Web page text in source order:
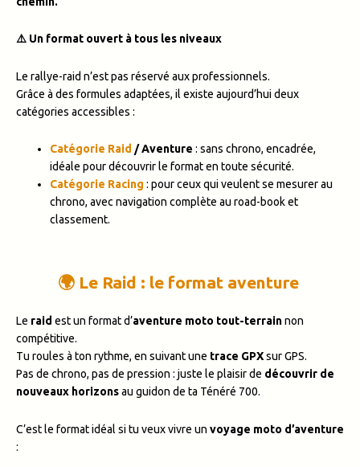
⚠️ Un format ouvert à tous les niveaux
Le rallye-raid n’est pas réservé aux professionnels.
Grâce à des formules adaptées, il existe aujourd’hui deux
catégories accessibles :
Catégorie Raid / Aventure : sans chrono, encadrée,
idéale pour découvrir le format en toute sécurité.
Catégorie Racing : pour ceux qui veulent se mesurer au
chrono, avec navigation complète au road-book et
classement.
🌍 Le Raid : le format aventure
Le raid est un format d’aventure moto tout-terrainnon
compétitive.
Tu roules à ton rythme, en suivant une trace GPXsur GPS.
Pas de chrono, pas de pression : juste le plaisir de découvrir de
nouveaux horizonsau guidon de ta Ténéré 700.
C’est le format idéal si tu veux vivre un voyage moto d’aventure
: